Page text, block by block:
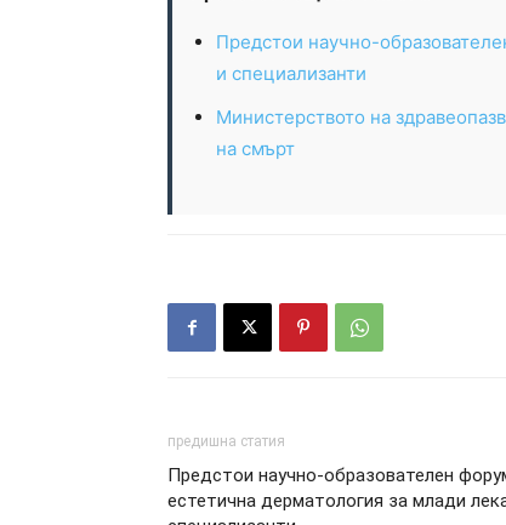
Предстои научно-
и специализанти
Министерството на
на смърт
предишна статия
Предстои научно-образователен
естетична дерматология за млади